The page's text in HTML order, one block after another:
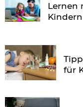
Lernen
für